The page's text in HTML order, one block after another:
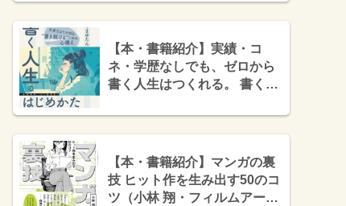
【本・書籍紹介】実績・コ
ネ・学歴なしでも、ゼロから
書く人生はつくれる。 書く人
切な“書き続ける”ための心構
え（みくまゆたん・インプレ
ス NextPublishing）
【本・書籍紹介】マンガの裏
技 ヒット作を生み出す50のコ
ツ（小林 翔・フィルムアート